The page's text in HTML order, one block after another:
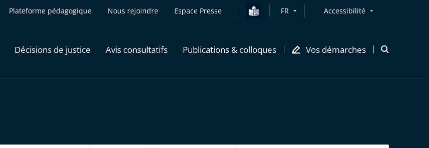
Plateforme pédagogique Nous rejoindre Espace Presse FR Accessibilité
Décisions de justice Avis consultatifs Publications & colloques Vos démarches
Ouvrir